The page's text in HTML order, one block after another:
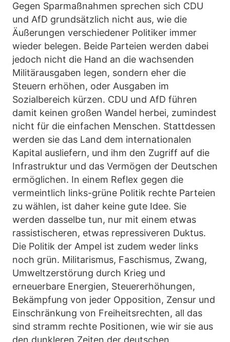
Gegen Sparmaßnahmen sprechen sich CDU
und AfD grundsätzlich nicht aus, wie die
Äußerungen verschiedener Politiker immer
wieder belegen. Beide Parteien werden dabei
jedoch nicht die Hand an die wachsenden
Militärausgaben legen, sondern eher die
Steuern erhöhen, oder Ausgaben im
Sozialbereich kürzen. CDU und AfD führen
damit keinen großen Wandel herbei, zumindest
nicht für die einfachen Menschen. Stattdessen
werden sie das Land dem internationalen
Kapital ausliefern, und ihm den Zugriff auf die
Infrastruktur und das Vermögen der Deutschen
ermöglichen. In einem Reflex gegen die
vermeintlich links-grüne Politik rechte Parteien
zu wählen, ist daher keine gute Idee. Sie
werden dasselbe tun, nur mit einem etwas
rassistischeren, etwas repressiveren Duktus.
Die Politik der Ampel ist zudem weder links
noch grün. Militarismus, Faschismus, Zwang,
Umweltzerstörung durch Krieg und
erneuerbare Energien, Steuererhöhungen,
Bekämpfung von jeder Opposition, Zensur und
Einschränkung von Freiheitsrechten, all das
sind stramm rechte Positionen, wie wir sie aus
den dunkleren Zeiten der deutschen